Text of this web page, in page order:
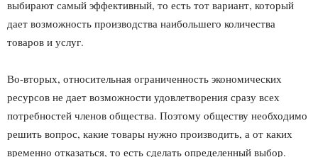
выбирают самый эффективный, то есть тот вариант, который
дает возможность производства наибольшего количества
товаров и услуг.
Во-вторых, относительная ограниченность экономических
ресурсов не дает возможности удовлетворения сразу всех
потребностей членов общества. Поэтому обществу необходимо
решить вопрос, какие товары нужно производить, а от каких
временно отказаться, то есть сделать определенный выбор.